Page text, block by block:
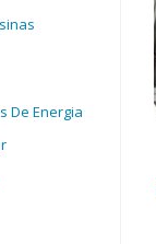
De Energia